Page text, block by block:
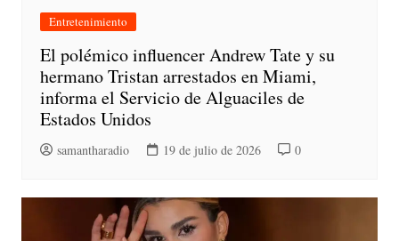
Entretenimiento
El polémico influencer Andrew Tate y su
hermano Tristan arrestados en Miami,
informa el Servicio de Alguaciles de
Estados Unidos
samantharadio 19 de julio de 2026 0